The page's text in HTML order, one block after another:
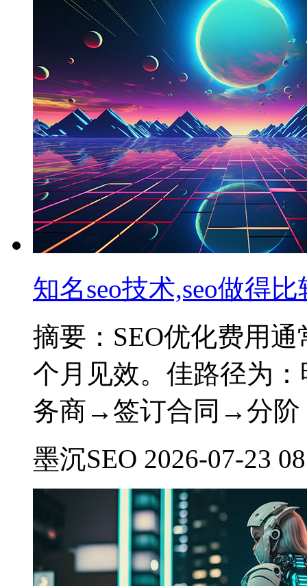
知名seo技术,seo做得
摘要：SEO优化费用
个月见效。佳路径为
务商→签订合同→分阶
墨沉SEO 2026-07-23